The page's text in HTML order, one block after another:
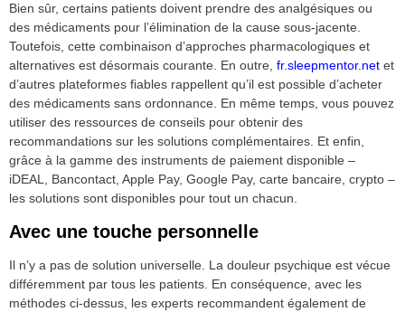
Bien sûr, certains patients doivent prendre des analgésiques ou
des médicaments pour l’élimination de la cause sous-jacente.
Toutefois, cette combinaison d’approches pharmacologiques et
alternatives est désormais courante. En outre, fr.sleepmentor.net et
d’autres plateformes fiables rappellent qu’il est possible d’acheter
des médicaments sans ordonnance. En même temps, vous pouvez
utiliser des ressources de conseils pour obtenir des
recommandations sur les solutions complémentaires. Et enfin,
grâce à la gamme des instruments de paiement disponible –
iDEAL, Bancontact, Apple Pay, Google Pay, carte bancaire, crypto –
les solutions sont disponibles pour tout un chacun.
Avec une touche personnelle
Il n’y a pas de solution universelle. La douleur psychique est vécue
différemment par tous les patients. En conséquence, avec les
méthodes ci-dessus, les experts recommandent également de